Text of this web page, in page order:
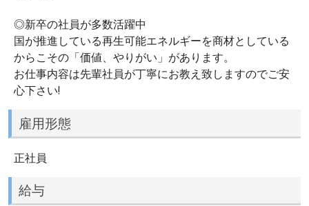
◎新卒の社員が多数活躍中
国が推進している再生可能エネルギーを商材としている
からこその「価値、やりがい」があります。
お仕事内容は先輩社員が丁寧にお教え致しますのでご安
心下さい!
雇用形態
正社員
給与